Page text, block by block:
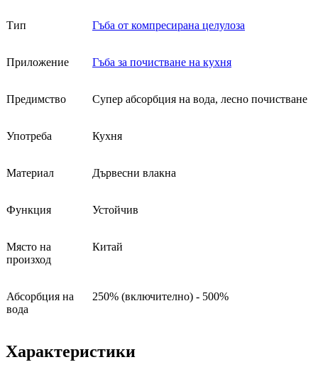
Тип Гъба от компресирана целулоза
Приложение Гъба за почистване на кухня
Предимство Супер абсорбция на вода, лесно почистване
Употреба Кухня
Материал Дървесни влакна
Функция Устойчив
Място на
произход
Китай
Абсорбция на
вода
250% (включително) - 500%
Характеристики